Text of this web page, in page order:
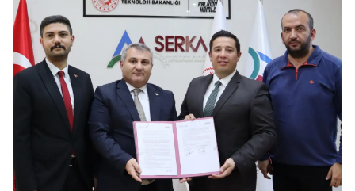
Mardin
Muğla
Muş
Nevşehir
Niğde
Ordu